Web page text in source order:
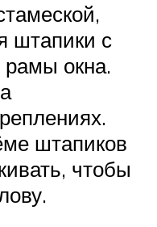
штапики с
рамы окна.
штапиков
чтобы